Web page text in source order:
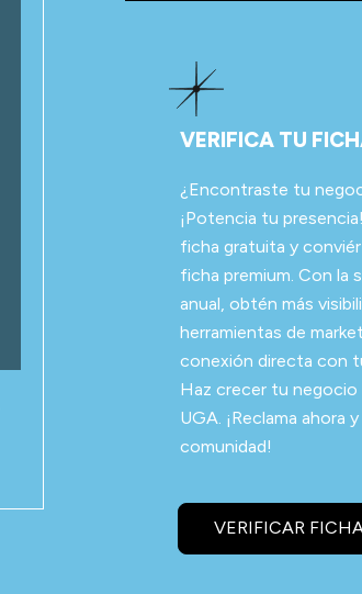
VERIFICA TU
¿Encontraste tu
¡Potencia tu
ficha gratuita y
ficha premium. Con la
anual, obtén más
herramientas de
conexión directa con
Haz crecer tu negocio
UGA. ¡Reclama ahora
comunidad!
VERIFICAR